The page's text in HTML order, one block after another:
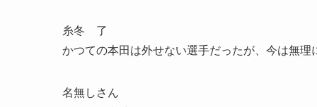
糸冬 了
かつての本田は外せない選手だったが、今は無理
名無しさん